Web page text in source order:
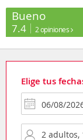
Bueno
7.4 2 opiniones
Elige tus